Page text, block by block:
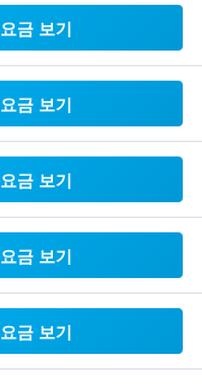
요금 보기
요금 보기
요금 보기
요금 보기
요금 보기